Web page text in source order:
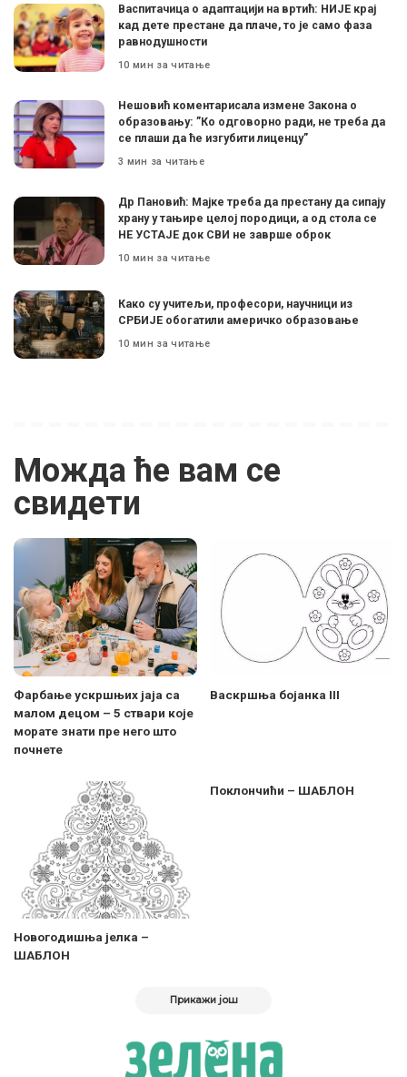
Васпитачица о адаптацији на вртић: НИЈЕ крај
кад дете престане да плаче, то је само фаза
равнодушности
10 мин за читање
Нешовић коментарисала измене Закона о
образовању: ”Ко одговорно ради, не треба да
се плаши да ће изгубити лиценцу”
3 мин за читање
Др Пановић: Мајке треба да престану да сипају
храну у тањире целој породици, а од стола се
НЕ УСТАЈЕ док СВИ не заврше оброк
10 мин за читање
Како су учитељи, професори, научници из
СРБИЈЕ обогатили америчко образовање
10 мин за читање
Можда ће вам се
свидети
Фарбање ускршњих јаја са
малом децом – 5 ствари које
морате знати пре него што
почнете
Васкршња бојанка III
Новогодишња јелка –
ШАБЛОН
Поклончићи – ШАБЛОН
Прикажи још